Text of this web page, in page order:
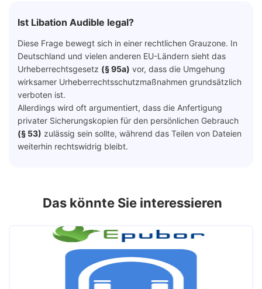
Ist Libation Audible legal?
Diese Frage bewegt sich in einer rechtlichen Grauzone. In
Deutschland und vielen anderen EU-Ländern sieht das
Urheberrechtsgesetz (§ 95a) vor, dass die Umgehung
wirksamer Urheberrechtsschutzmaßnahmen grundsätzlich
verboten ist.
Allerdings wird oft argumentiert, dass die Anfertigung
privater Sicherungskopien für den persönlichen Gebrauch
(§ 53) zulässig sein sollte, während das Teilen von Dateien
weiterhin rechtswidrig bleibt.
Das könnte Sie interessieren